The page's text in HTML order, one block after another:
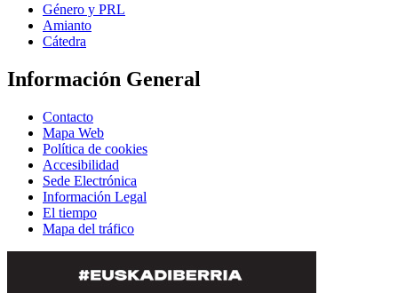
Género y PRL
Amianto
Cátedra
Información General
Contacto
Mapa Web
Política de cookies
Accesibilidad
Sede Electrónica
Información Legal
El tiempo
Mapa del tráfico